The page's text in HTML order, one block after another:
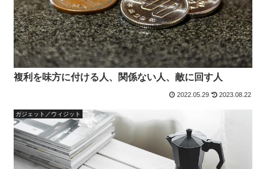
複利を味方に付ける人、関係ない人、敵に回す人
2022.05.29 2023.08.22
ガジェット／ウィジット